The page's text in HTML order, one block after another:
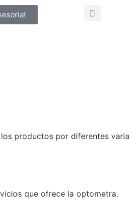
productos por diferentes
que ofrece la optometra.